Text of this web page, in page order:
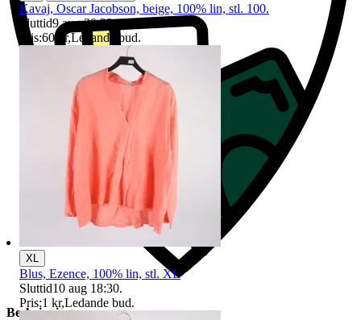
Beskrivning
Kavaj, Oscar Jacobson, beige, 100% lin, stl. 100.
Sluttid9 aug 20:33.
Pris:60 kr,Ledande bud.
XL
Blus, Ezence, 100% lin, stl. XL
Sluttid10 aug 18:30.
Pris:1 kr,Ledande bud.